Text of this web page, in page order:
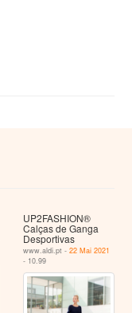
UP2FASHION®
Calças de Ganga
Desportivas
www.aldi.pt -22 Mai 2021
- 10.99